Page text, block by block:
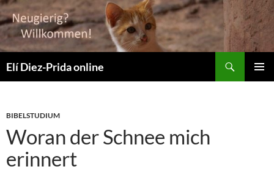
Elí Diez-Prida online
BIBELSTUDIUM
Woran der Schnee mich
erinnert